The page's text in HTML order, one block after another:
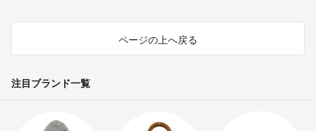
ページの上へ戻る
注目ブランド一覧